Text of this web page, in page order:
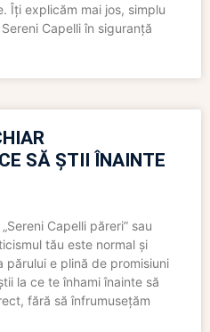
Îți explicăm mai jos, simplu
Capelli în siguranță
SĂ ȘTII ÎNAINTE
Capelli păreri” sau
tău este normal și
părului e plină de promisiuni
la ce te înhami înainte să
fără să înfrumusețăm